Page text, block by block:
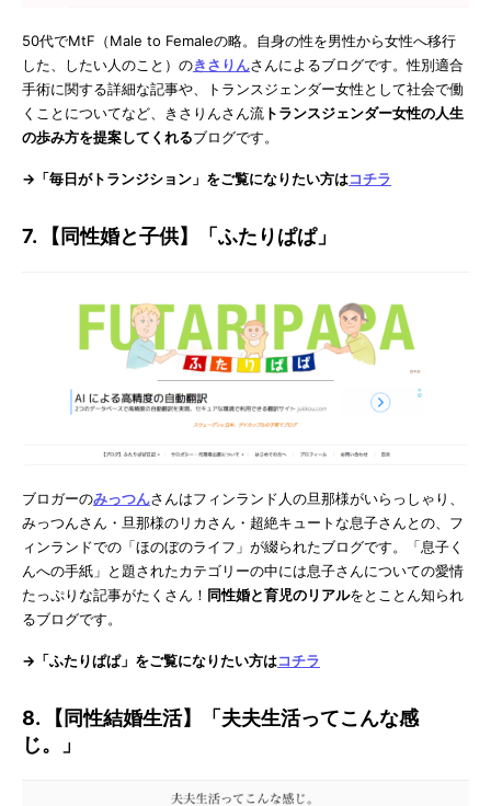
50代でMtF（Male to Femaleの略。自身の性を男性から女性へ移行
した、したい人のこと）のきさりんさんによるブログです。性別適合
手術に関する詳細な記事や、トランスジェンダー女性として社会で働
くことについてなど、きさりんさん流 トランスジェンダー女性の人生
の歩み方を提案してくれるブログです。
→「毎日がトランジション」をご覧になりたい方はコチラ
7. 【同性婚と子供】「ふたりぱぱ」
ブロガーのみっつんさんはフィンランド人の旦那様がいらっしゃり、
みっつんさん・旦那様のリカさん・超絶キュートな息子さんとの、フ
ィンランドでの「ほのぼのライフ」が綴られたブログです。「息子く
んへの手紙」と題されたカテゴリーの中には息子さんについての愛情
たっぷりな記事がたくさん！ 同性婚と育児のリアルをとことん知られ
るブログです。
→「ふたりぱぱ」をご覧になりたい方はコチラ
8. 【同性結婚生活】「夫夫生活ってこんな感
じ。」